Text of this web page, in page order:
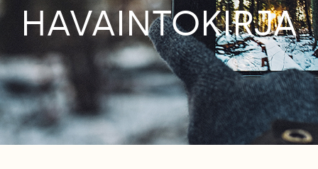
HAVAINTOKIRJA